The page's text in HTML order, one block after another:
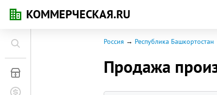
КОММЕРЧЕСКАЯ.RU
Коммерческая недвижимость
Россия Республика Башкортостан
Продажа